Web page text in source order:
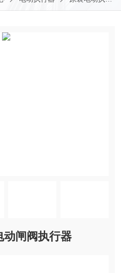
动闸阀执行器